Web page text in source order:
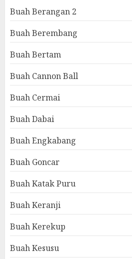
Buah Berangan 2
Buah Berembang
Buah Bertam
Buah Cannon Ball
Buah Cermai
Buah Dabai
Buah Engkabang
Buah Goncar
Buah Katak Puru
Buah Keranji
Buah Kerekup
Buah Kesusu